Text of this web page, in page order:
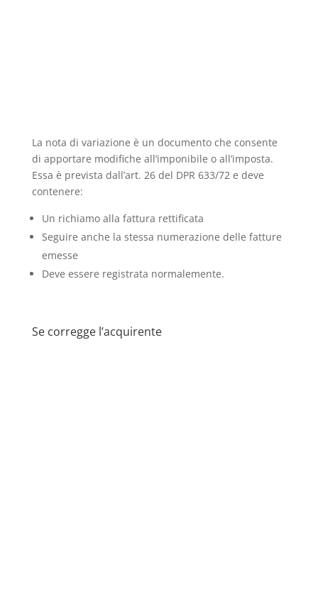
La nota di variazione è un documento che consente
di apportare modifiche all’imponibile o all’imposta.
Essa è prevista dall’art. 26 del DPR 633/72 e deve
contenere:
Un richiamo alla fattura rettificata
Seguire anche la stessa numerazione delle fatture
emesse
Deve essere registrata normalemente.
Se corregge l’acquirente